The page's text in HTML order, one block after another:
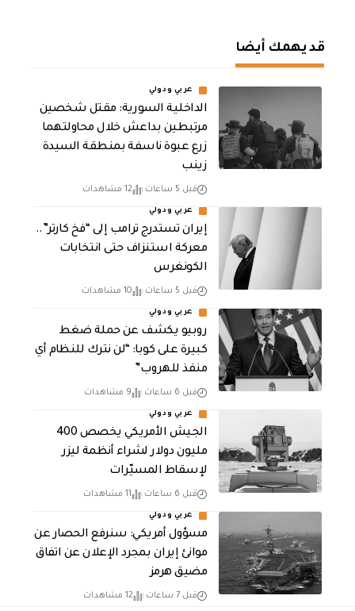
قد يهمك أيضا
عربي ودولي
الداخلية السورية: مقتل شخصين
مرتبطين بداعش خلال محاولتهما
زرع عبوة ناسفة بمنطقة السيدة
زينب
قبل 5 ساعات 12 مشاهدات
عربي ودولي
إيران تستدرج ترامب إلى “فخ كارتر”..
معركة استنزاف حتى انتخابات
الكونغرس
قبل 5 ساعات 10 مشاهدات
عربي ودولي
روبيو يكشف عن حملة ضغط
كبيرة على كوبا: “لن نترك للنظام أي
منفذ للهروب”
قبل 6 ساعات 9 مشاهدات
عربي ودولي
الجيش الأمريكي يخصص 400
مليون دولار لشراء أنظمة ليزر
لإسقاط المسيّرات
قبل 6 ساعات 11 مشاهدات
عربي ودولي
مسؤول أمريكي: سنرفع الحصار عن
موانئ إيران بمجرد الإعلان عن اتفاق
مضيق هرمز
قبل 7 ساعات 12 مشاهدات